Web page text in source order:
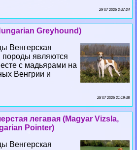
29 07 2026 2:37:24
Greyhound)
Венгерская
породы являются
с мадьярами на
Венгрии и
28 07 2026 21:19:38
легавая (Magyar Vizsla,
Pointer)
Венгерская